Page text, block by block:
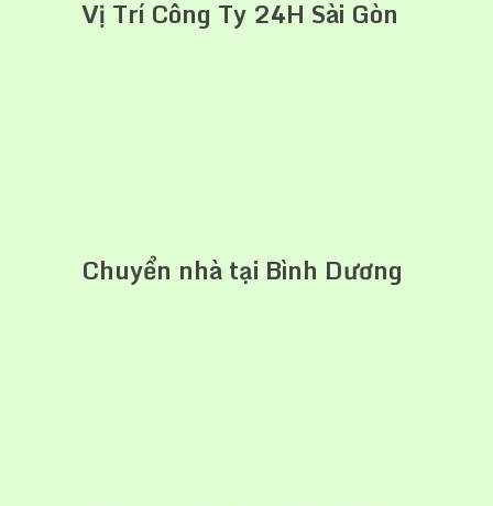
Vị Trí Công Ty 24H Sài Gòn
Chuyển nhà tại Bình Dương